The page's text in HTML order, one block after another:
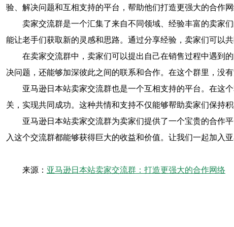
验、解决问题和互相支持的平台，帮助他们打造更强大的合作网
卖家交流群是一个汇集了来自不同领域、经验丰富的卖家
能让老手们获取新的灵感和思路。通过分享经验，卖家们可以
在卖家交流群中，卖家们可以提出自己在销售过程中遇到
决问题，还能够加深彼此之间的联系和合作。在这个群里，没
亚马逊日本站卖家交流群也是一个互相支持的平台。在这
关，实现共同成功。这种共情和支持不仅能够帮助卖家们保持
亚马逊日本站卖家交流群为卖家们提供了一个宝贵的合作
入这个交流群都能够获得巨大的收益和价值。让我们一起加入
来源： 亚马逊日本站卖家交流群：打造更强大的合作网络